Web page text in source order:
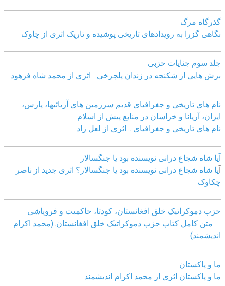
گذرگاه مرگ
نگاهی گزرا به رویدادهای تاریخی پوشیده و تاریک اثری از چاوک
جلد سوم جنایات حزبی
برش هایی از شکنجه در زندان پلچرخی اثری از محمد شاه فرهود
نام های تاریخی و جغرافیای قدیم سرزمین های آریائیها، پارس،
ایران، آریانا و خراسان در منابع پیش از اسلام
نام های تاریخی و جغرافیای .. اثری از لعل زاد
آیا شاه شجاع درانی نویسنده بود یا جنگسالار
آیا شاه شجاع درانی نویسنده بود یا جنگسالار؟ اثری جدید از ناصر
چکاوک
حزب دموکراتیک خلق افغانستان، کودتا، حاکمیت و فروپاشی
متن کامل کتاب حزب دموکراتیک خلق افغانستان..(محمد اکرام
اندیشمند)
ما و پاکستان
ما و پاکستان اثری از محمد اکرام اندیشمند